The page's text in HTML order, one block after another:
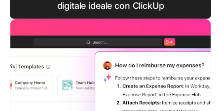
digitale ideale con ClickUp